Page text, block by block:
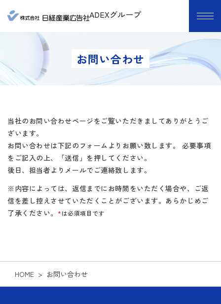
ADEXグループ
お問い合わせ
当社のお問い合わせページをご覧いただきましてありがとうご
ざいます。
お問い合わせは下記のフォームよりお願い致します。 必要事項
をご記入の上、「送信」を押してください。
後日、担当者よりメールでご連絡致します。
※内容によっては、返信までにお時間をいただく場合や、ご返
信を差し控えさせていただくことがございます。あらかじめご
了承ください。
*は必須項目です
HOME > お問い合わせ